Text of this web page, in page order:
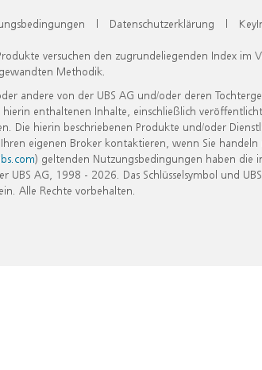
| Datenschutzerklärung |
versuchen den zugrundeliegenden Index im
Methodik.
andere von der UBS AG und/oder deren
enthaltenen Inhalte, einschließlich
Die hierin beschriebenen Produkte und/oder
eigenen Broker kontaktieren, wenn Sie handeln
) geltenden Nutzungsbedingungen haben die
AG, 1998 - 2026. Das Schlüsselsymbol und
Alle Rechte vorbehalten.